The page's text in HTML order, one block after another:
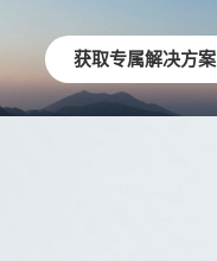
获取专属解决方案